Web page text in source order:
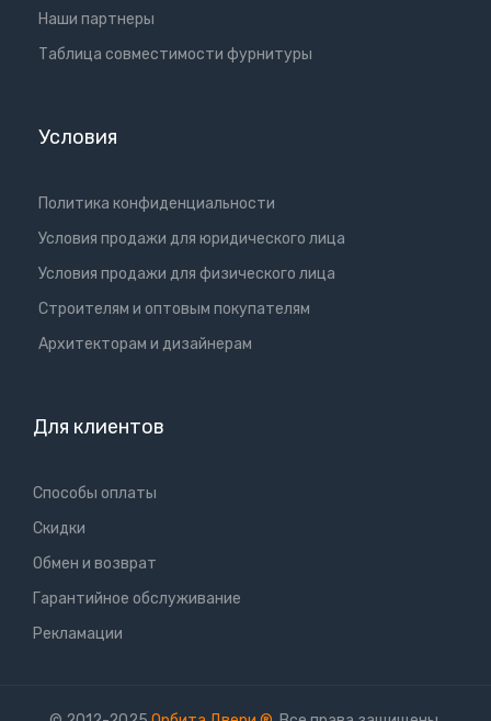
Наши партнеры
Таблица совместимости фурнитуры
Условия
Политика конфиденциальности
Условия продажи для юридического лица
Условия продажи для физического лица
Cтроителям и оптовым покупателям
Aрхитекторам и дизайнерам
Для клиентов
Способы оплаты
Скидки
Обмен и возврат
Гарантийное обслуживание
Рекламации